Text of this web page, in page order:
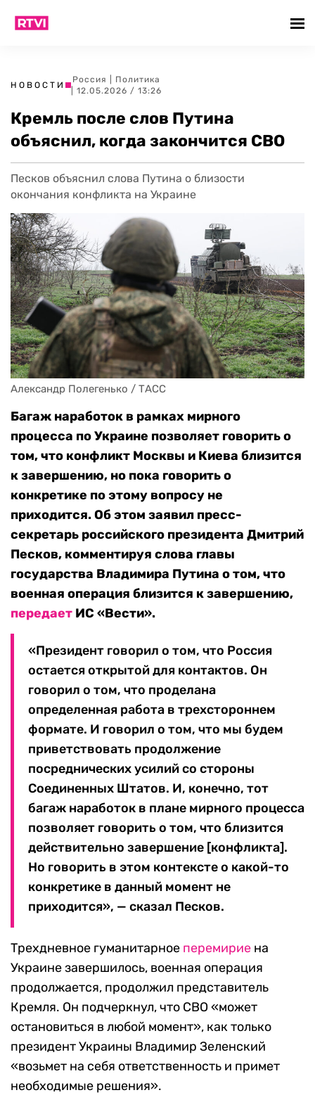
НОВОСТИ
Россия
Политика
| 12.05.2026 / 13:26
Кремль после слов Путина
объяснил, когда закончится СВО
Песков объяснил слова Путина о близости
окончания конфликта на Украине
Александр Полегенько / ТАСС
Багаж наработок в рамках мирного
процесса по Украине позволяет говорить о
том, что конфликт Москвы и Киева близится
к завершению, но пока говорить о
конкретике по этому вопросу не
приходится. Об этом заявил пресс-
секретарь российского президента Дмитрий
Песков, комментируя слова главы
государства Владимира Путина о том, что
военная операция близится к завершению,
передает ИС «Вести».
«Президент говорил о том, что Россия
остается открытой для контактов. Он
говорил о том, что проделана
определенная работа в трехстороннем
формате. И говорил о том, что мы будем
приветствовать продолжение
посреднических усилий со стороны
Соединенных Штатов. И, конечно, тот
багаж наработок в плане мирного процесса
позволяет говорить о том, что близится
действительно завершение [конфликта].
Но говорить в этом контексте о какой-то
конкретике в данный момент не
приходится», — сказал Песков.
Трехдневное гуманитарное перемирие на
Украине завершилось, военная операция
продолжается, продолжил представитель
Кремля. Он подчеркнул, что СВО «может
остановиться в любой момент», как только
президент Украины Владимир Зеленский
«возьмет на себя ответственность и примет
необходимые решения».